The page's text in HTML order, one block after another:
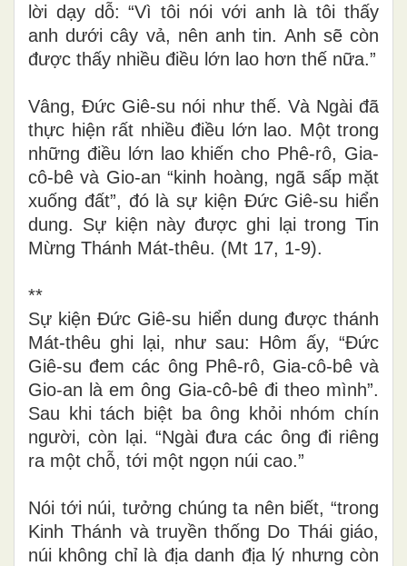
lời dạy dỗ: “Vì tôi nói với anh là tôi thấy
anh dưới cây vả, nên anh tin. Anh sẽ còn
được thấy nhiều điều lớn lao hơn thế nữa.”
Vâng, Đức Giê-su nói như thế. Và Ngài đã
thực hiện rất nhiều điều lớn lao. Một trong
những điều lớn lao khiến cho Phê-rô, Gia-
cô-bê và Gio-an “kinh hoàng, ngã sấp mặt
xuống đất”, đó là sự kiện Đức Giê-su hiển
dung. Sự kiện này được ghi lại trong Tin
Mừng Thánh Mát-thêu. (Mt 17, 1-9).
**
Sự kiện Đức Giê-su hiển dung được thánh
Mát-thêu ghi lại, như sau: Hôm ấy, “Đức
Giê-su đem các ông Phê-rô, Gia-cô-bê và
Gio-an là em ông Gia-cô-bê đi theo mình”.
Sau khi tách biệt ba ông khỏi nhóm chín
người, còn lại. “Ngài đưa các ông đi riêng
ra một chỗ, tới một ngọn núi cao.”
Nói tới núi, tưởng chúng ta nên biết, “trong
Kinh Thánh và truyền thống Do Thái giáo,
núi không chỉ là địa danh địa lý nhưng còn